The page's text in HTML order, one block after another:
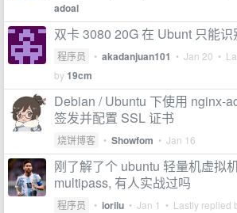
adoal
双卡 3080 20G 在 Ubunt 只能
程序员 • akadanjuan101 • Jan 20 •
by19cm
Debian / Ubuntu 下使用 nginx-
签发并配置 SSL 证书
烧饼博客 • Showfom • Jan 16
刚了解了个 ubuntu 轻量机虚拟
multipass, 有人实战过吗
程序员 • iorilu • Jan 1 • Lastly replied